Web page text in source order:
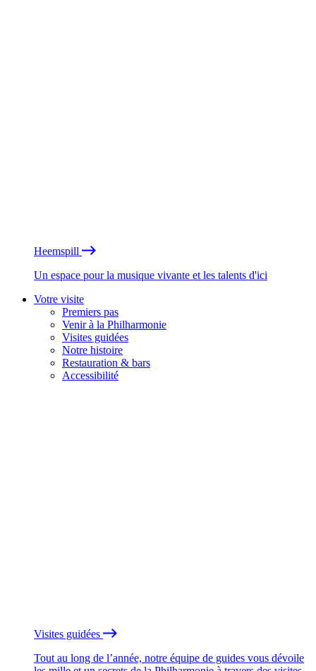
Heemspill
Un espace pour la musique vivante et les talents d'ici
Votre visite
Premiers pas
Venir à la Philharmonie
Visites guidées
Notre histoire
Restauration & bars
Accessibilité
Visites guidées
Tout au long de l’année, notre équipe de guides vous dévoile